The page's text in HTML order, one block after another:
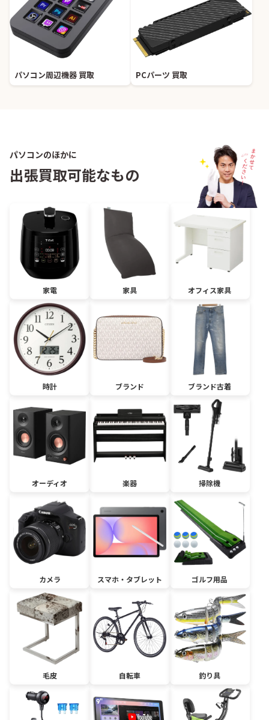
パソコン周辺機器 買取 PCパーツ 買取
パソコンのほかに
出張買取可能なもの
家電 家具 オフィス家具
時計 ブランド ブランド古着
オーディオ 楽器 掃除機
カメラ スマホ・タブレット ゴルフ用品
毛皮 自転車 釣り具